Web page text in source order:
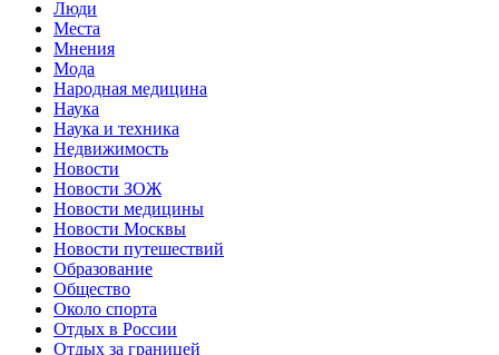
Люди
Места
Мнения
Мода
Народная медицина
Наука
Наука и техника
Недвижимость
Новости
Новости ЗОЖ
Новости медицины
Новости Москвы
Новости путешествий
Образование
Общество
Около спорта
Отдых в России
Отдых за границей